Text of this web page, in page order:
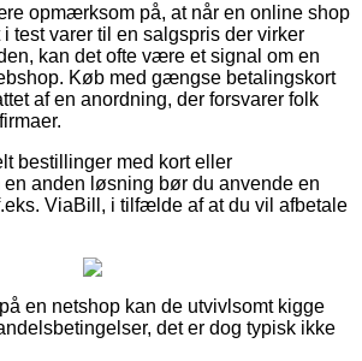
opmærksom på, at når en online shop
test varer til en salgspris der virker
kan det ofte være et signal om en
Køb med gængse betalingskort
af en anordning, der forsvarer folk
bestillinger med kort eller
anden løsning bør du anvende en
ViaBill, i tilfælde af at du vil afbetale
en netshop kan de utvivlsomt kigge
det er dog typisk ikke